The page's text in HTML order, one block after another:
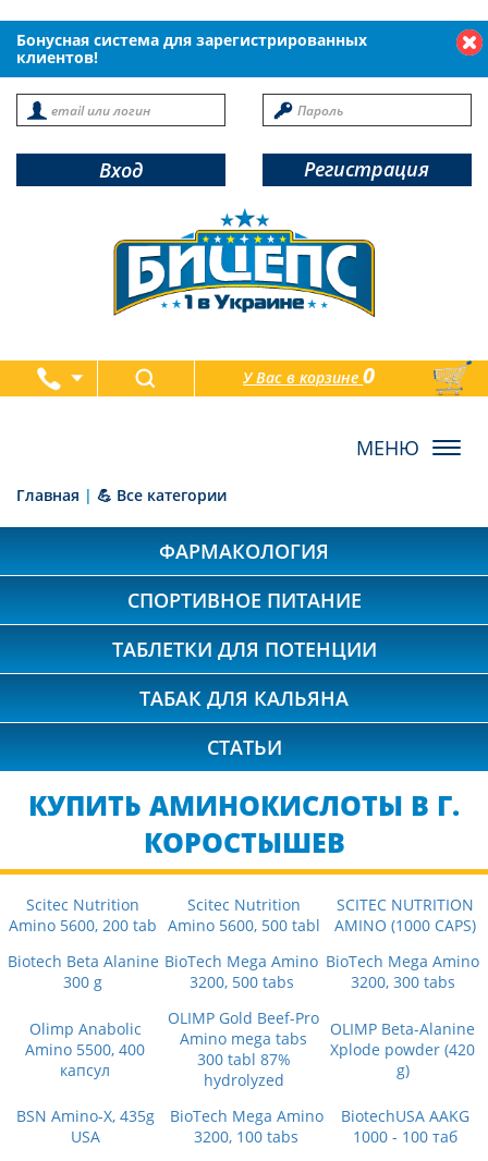
Бонусная система для зарегистрированных
клиентов!
Вход Регистрация
У Вас в корзине0
товаров
Главная | 💪 Все категории
ФАРМАКОЛОГИЯ
СПОРТИВНОЕ ПИТАНИЕ
ТАБЛЕТКИ ДЛЯ ПОТЕНЦИИ
ТАБАК ДЛЯ КАЛЬЯНА
СТАТЬИ
КУПИТЬ АМИНОКИСЛОТЫ В Г.
КОРОСТЫШЕВ
Scitec Nutrition
Amino 5600, 200 tab
Scitec Nutrition
Amino 5600, 500 tabl
SCITEC NUTRITION
AMINO (1000 CAPS)
Biotech Beta Alanine
300 g
BioTech Mega Amino
3200, 500 tabs
BioTech Mega Amino
3200, 300 tabs
Olimp Anabolic
Amino 5500, 400
капсул
OLIMP Gold Beef-Pro
Amino mega tabs
300 tabl 87%
hydrolyzed
OLIMP Beta-Alanine
Xplode powder (420
g)
BSN Amino-X, 435g
USA
BioTech Mega Amino
3200, 100 tabs
BiotechUSA AAKG
1000 - 100 таб